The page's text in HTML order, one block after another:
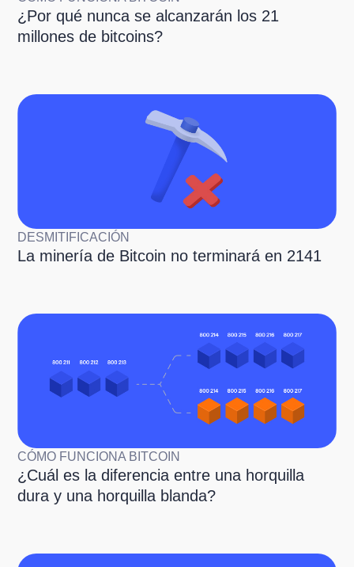
¿Por qué nunca se alcanzarán los 21
millones de bitcoins?
DESMITIFICACIÓN
La minería de Bitcoin no terminará en 2141
CÓMO FUNCIONA BITCOIN
¿Cuál es la diferencia entre una horquilla
dura y una horquilla blanda?